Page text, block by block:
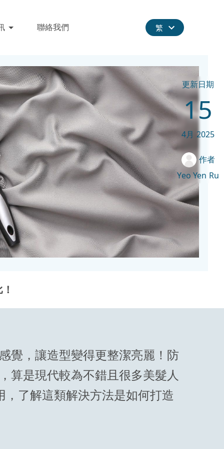
更新日期
15
4月 2025
作者
Yeo Yen Ru
聯絡我們 繁
覺，讓造型變得更整潔亮麗！防
算是現代較為不錯且很多美髮人
了解這類解決方法是如何打造